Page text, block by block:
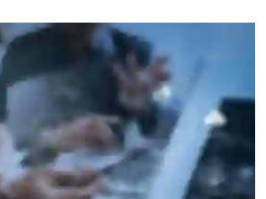
ICTbusiness.info, i fokusira se na
kao pokazatelj ekonomske
i sposobnosti tvrtki da iz
vrijednost. Za razliku od
biti pod snažnim utjecajem
i volumena robe, novostvorena
koliko poduzeće doista
rad, znanje, marže, organizaciju i